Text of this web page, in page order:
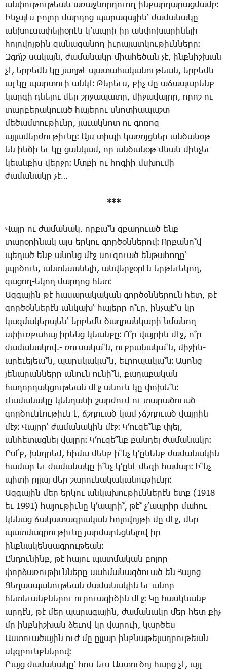
ան­փու­թու­թեան ա­ռաջ­նոր­դո­ւող ին­քար­դա­րաց­մամբ։
Ինչ­պէս բո­լոր մար­դոց պա­րա­գա­յին՝ ժա­մա­նա­կը
ան­խու­սա­փե­լիօ­րէն կ­’ապ­րի իր ան­փո­խա­րի­նե­լի
հո­լո­վոյ­թին զա­նա­զա­նող իւ­րա­յատ­կու­թիւն­նե­րը։
Զ­գո՜յշ սա­կայն, ժա­մա­նա­կը միա­հե­ծան չէ, ինք­նիշ­խան
չէ, եր­բեմն կը յաղ­թէ պա­տա­հա­կա­նու­թեան, եր­բեմն
ալ կը պար­տո­ւի ան­կէ։ ­Թե­րեւս, քիչ մը ա­ճա­պա­րենք
կար­գի դնե­լու մեր շրջա­պա­տը, մի­ջա­վայ­րը, ո­րոշ ու
տար­բե­րա­կո­ւած հա­յե­րու սնո­տիա­պաշտ
մե­ծամ­տու­թիւ­նը, յա­ւակ­նոտ ու գո­ռոզ
այ­լա­մեր­ժու­թիւ­նը։ Այս տի­պի կա­ռոյց­ներ ան­ծա­նօթ
են ին­ծի եւ կը ցան­կամ, որ ան­ծա­նօթ մնան մին­չեւ
կեան­քիս վեր­ջը։ Մտ­քի ու հո­գիի մսխու­մի
ժա­մա­նա­կը չէ…
***
Վայր ու ժա­մա­նակ. որ­քա՞ն զբա­ղո­ւած ենք
տա­րօ­րի­նակ այս եր­կու գոր­ծօն­նե­րով։ Որ­քա­նո՞վ
պե­ղած ենք ա­նոնց մէջ սու­զո­ւած են­թա­հո­ղը՝
լպրծուն, ան­տե­սա­նե­լի, ան­վեր­ջօ­րէն եր­թե­ւե­կող,
գա­ցող-ե­կող մար­դոց հետ։
Ազ­գա­յին թէ հա­սա­րա­կա­կան գոր­ծօն­նե­րուն հետ, թէ
գոր­ծօն­նե­րէն ան­կախ՝ հա­յե­րը ո՞ւր, ինչ­պէ՞ս կը
կազ­մա­կեր­պեն՝ ե­րբեմն ծաղ­րան­կա­րի նմա­նող
սփիւռ­քա­հայ ի­րենց կեան­քը։ Ո՞ր վայ­րին մէջ, ո՞ր
ժա­մա­նա­կով.- ռու­սա­կա՞ն, ուք­րա­նա­կա՞ն, մի­ջին-
ա­րե­ւե­լեա՞ն, պարս­կա­կա՞ն, եւ­րո­պա­կա՞ն։ Ա­սոնց
յե­նա­րան­նե­րը ա­նուն ու­նի՞ն, քա­ղա­քա­կան
հա­ղոր­դակ­ցու­թեան մէջ ա­նուն կը փո­խե՞ն։
­Ժա­մա­նա­կը կեն­դա­նի շար­ժում ու տա­րա­ծո­ւած
գոր­ծու­նէու­թիւն է, ճշդո­ւած կամ չճշդո­ւած վայ­րին
մէջ։ ­Վայ­րը՝ ժա­մա­նա­կին մէջ։ Կ­՚ու­զե՞նք փլել,
ան­հե­տաց­նել վայ­րը։ Կ­՚ու­զե՞նք քան­դել ժա­մա­նա­կը։
Ը­սէ՛ք, խնդրեմ, հի­մա մենք ի՞նչ կ­՚ը­նենք ժա­մա­նա­կին
հա­մար եւ ժա­մա­նա­կը ի՞նչ կ­՚ը­նէ մե­զի հա­մար։ Ի՞նչ
պի­տի ըլ­լայ մեր շա­րու­նա­կա­կա­նու­թիւ­նը։
Ազ­գա­յին մեր եր­կու ան­կա­խու­թիւն­նե­րէն ետք (1918
եւ 1991) հա­յու­թիւ­նը կ­՚ապ­րի՞, թէ՞ չ­՚ապ­րիր մա­հու-
կե­նաց ճա­կա­տագ­րա­կան հո­լո­վոյ­թի մը մէջ, մեր
պատ­մագ­րու­թիւ­նը յար­մա­րեց­նե­լով իր
ինք­նա­կեն­սագ­րու­թեան։
Ըն­դու­նինք, թէ հա­յու պատ­մա­կան բո­լոր
փոր­ձա­ռու­թիւն­նե­րը սահ­մա­նագ­ծո­ւած են ­Հա­յոց
­Ցե­ղաս­պա­նու­թեան ժա­մա­նա­կին եւ ա­նոր
հե­տե­ւանք­նե­րու ու­րուա­գի­ծին մէջ։ ­Կը հասկ­նանք
ար­դէն, թէ մեր պա­րա­գա­յին, ժա­մա­նա­կը մեր հետ քիչ
մը ինք­նիշ­խան ձե­ւով կը վա­րո­ւի, կար­ծես
Աս­տո­ւա­ծա­յին ուժ մը ըլ­լար ինք­նա­թե­լադ­րու­թեան
սկզբունք­նե­րով։
­Բայց ժա­մա­նա­կը՝ հոս եւս Աս­տու­ծոյ հարց չէ, այլ